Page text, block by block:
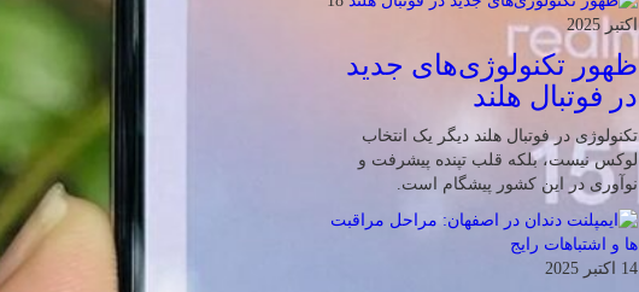
اکتبر 2025
ظهور تکنولوژی‌های جدید
در فوتبال هلند
تکنولوژی در فوتبال هلند دیگر یک انتخاب
لوکس نیست، بلکه قلب تپنده پیشرفت و
نوآوری در این کشور پیشگام است.
14 اکتبر 2025